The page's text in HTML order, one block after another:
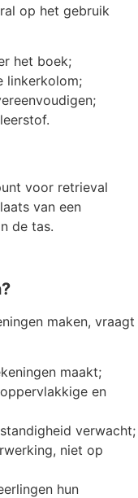
op het gebruik
het boek;
linkerkolom;
voor retrieval
van een
de tas.
maken, vraagt
maakt;
en
verwacht;
niet op
hun